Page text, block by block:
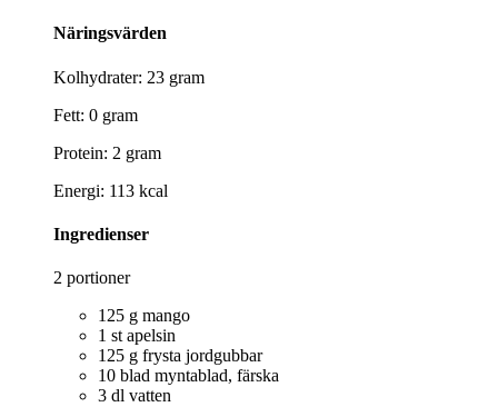
Näringsvärden
Kolhydrater: 23 gram
Fett: 0 gram
Protein: 2 gram
Energi: 113 kcal
Ingredienser
2 portioner
125 g mango
1 st apelsin
125 g frysta jordgubbar
10 blad myntablad, färska
3 dl vatten